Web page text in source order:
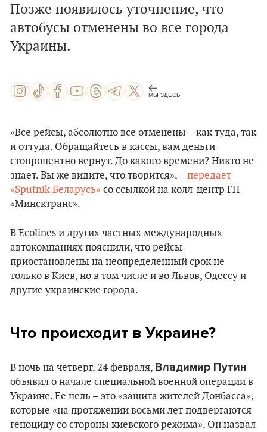
Позже появилось уточнение, что
автобусы отменены во все города
Украины.
МЫ ЗДЕСЬ
«Все рейсы, абсолютно все отменены – как туда, так
и оттуда. Обращайтесь в кассы, вам деньги
стопроцентно вернут. До какого времени? Никто не
знает. Вы же видите, что творится», – передает
«Sputnik Беларусь» со ссылкой на колл-центр ГП
«Минсктранс».
В Ecolines и других частных международных
автокомпаниях пояснили, что рейсы
приостановлены на неопределенный срок не
только в Киев, но в том числе и во Львов, Одессу и
другие украинские города.
Что происходит в Украине?
В ночь на четверг, 24 февраля, Владимир Путин
объявил о начале специальной военной операции в
Украине. Ее цель – это «защита жителей Донбасса»,
которые «на протяжении восьми лет подвергаются
геноциду со стороны киевского режима». Он назвал